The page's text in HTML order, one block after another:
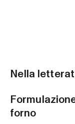
Nella
forno